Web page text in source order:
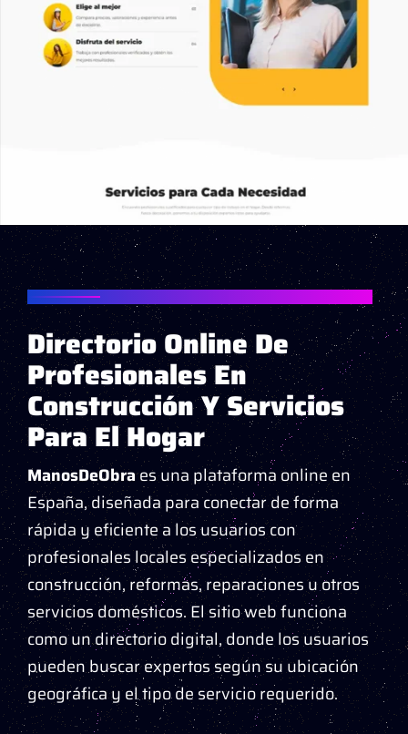
PROYECTO "MANOSDEOBRA" – ESPAÑA
Directorio Online De
Profesionales En
Construcción Y Servicios
Para El Hogar
ManosDeObraes una plataforma online en
España, diseñada para conectar de forma
rápida y eficiente a los usuarios con
profesionales locales especializados en
construcción, reformas, reparaciones u otros
servicios domésticos. El sitio web funciona
como un directorio digital, donde los usuarios
pueden buscar expertos según su ubicación
geográfica y el tipo de servicio requerido.